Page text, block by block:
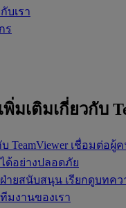
บเรา
ร
มเติมเกี่ยวกับ
TeamViewer เชื่อมต่อผู้
ด้อย่างปลอดภัย
ายสนับสนุน เรียกดูบทค
มงานของเรา